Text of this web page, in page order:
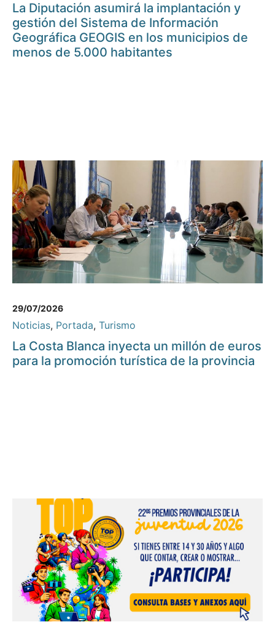
La Diputación asumirá la implantación y
gestión del Sistema de Información
Geográfica GEOGIS en los municipios de
menos de 5.000 habitantes
29/07/2026
Noticias, Portada, Turismo
La Costa Blanca inyecta un millón de euros
para la promoción turística de la provincia